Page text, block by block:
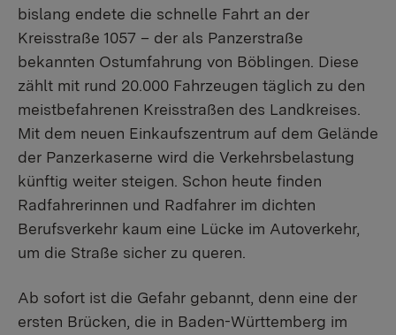
bislang endete die schnelle Fahrt an der
Kreisstraße 1057 – der als Panzerstraße
bekannten Ostumfahrung von Böblingen. Diese
zählt mit rund 20.000 Fahrzeugen täglich zu den
meistbefahrenen Kreisstraßen des Landkreises.
Mit dem neuen Einkaufszentrum auf dem Gelände
der Panzerkaserne wird die Verkehrsbelastung
künftig weiter steigen. Schon heute finden
Radfahrerinnen und Radfahrer im dichten
Berufsverkehr kaum eine Lücke im Autoverkehr,
um die Straße sicher zu queren.
Ab sofort ist die Gefahr gebannt, denn eine der
ersten Brücken, die in Baden-Württemberg im